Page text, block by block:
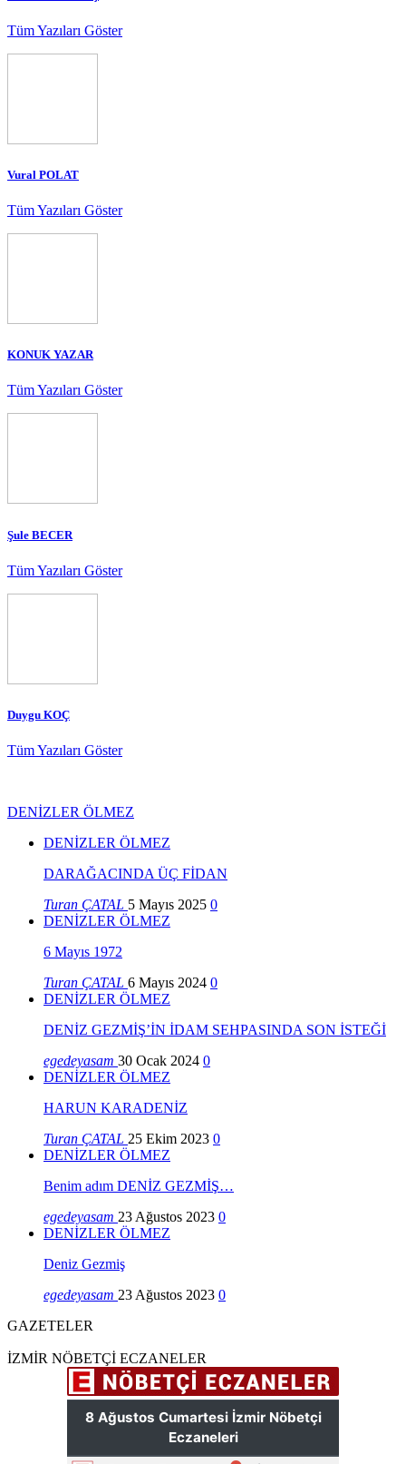
Tüm Yazıları Göster
Vural POLAT
Tüm Yazıları Göster
KONUK YAZAR
Tüm Yazıları Göster
Şule BECER
Tüm Yazıları Göster
Duygu KOÇ
Tüm Yazıları Göster
DENİZLER ÖLMEZ
DENİZLER ÖLMEZ
DARAĞACINDA ÜÇ FİDAN
Turan ÇATAL 5 Mayıs 2025 0
DENİZLER ÖLMEZ
6 Mayıs 1972
Turan ÇATAL 6 Mayıs 2024 0
DENİZLER ÖLMEZ
DENİZ GEZMİŞ’İN İDAM SEHPASINDA SON İSTEĞİ
egedeyasam 30 Ocak 2024 0
DENİZLER ÖLMEZ
HARUN KARADENİZ
Turan ÇATAL 25 Ekim 2023 0
DENİZLER ÖLMEZ
Benim adım DENİZ GEZMİŞ…
egedeyasam 23 Ağustos 2023 0
DENİZLER ÖLMEZ
Deniz Gezmiş
egedeyasam 23 Ağustos 2023 0
GAZETELER
İZMİR NÖBETÇİ ECZANELER